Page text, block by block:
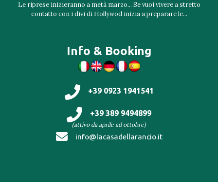
Le riprese inizieranno a metà marzo... Se vuoi vivere a stretto
contatto con i divi di Hollywod inizia a preparare le...
Info & Booking
+39 0923 1941541
+39 389 9494899
(attivo da aprile ad ottobre)
info@lacasadellarancio.it